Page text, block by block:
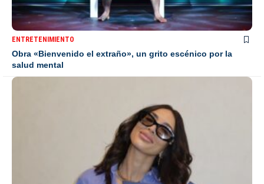
ENTRETENIMIENTO
Obra «Bienvenido el extraño», un grito escénico por la
salud mental